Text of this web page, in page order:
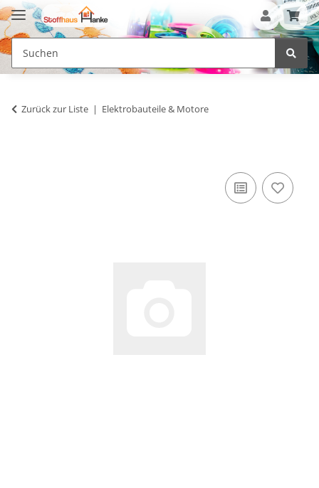
Zurück zur Liste Elektrobauteile & Motore